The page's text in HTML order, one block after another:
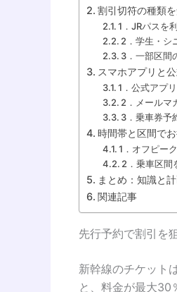
割引切符の種類
1．JRパスを
2．学生・シ
3．一部区間
スマホアプリと
1．公式アプ
2．メールマ
3．乗車券予
時間帯と区間で
1．オフピー
2．乗車区間
まとめ：知識と
関連記事
先行予約で割引を
新幹線のチケット
と、料金が最大30